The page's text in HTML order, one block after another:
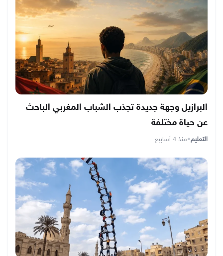
البرازيل وجهة جديدة تجذب الشباب المغربي الباحث
عن حياة مختلفة
التعليم•منذ 4 أسابيع